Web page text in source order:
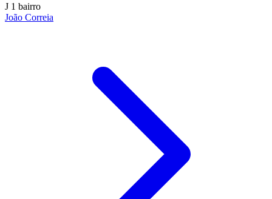
J 1 bairro
João Correia